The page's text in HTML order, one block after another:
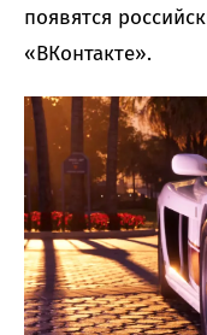
появятся
«ВКонтакте».